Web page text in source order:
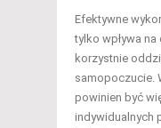
Efektywne
tylko wpływa
korzystnie
samopoczucie.
powinien być
indywidualnych